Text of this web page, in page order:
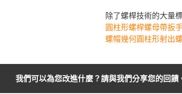
除了螺桿技術的大量
圓柱形螺桿螺母帶扳
螺帽幾何圓柱形射出
我們可以為您改進什麼？請與我們分享您的回饋